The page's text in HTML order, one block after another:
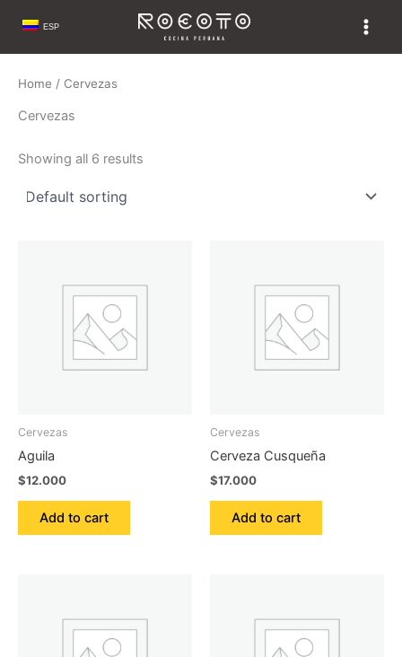
content
ESP
Home / Cervezas
Cervezas
Showing all 6 results
Cervezas
Aguila
$12.000
Add to cart
Cervezas
Cerveza Cusqueña
$17.000
Add to cart